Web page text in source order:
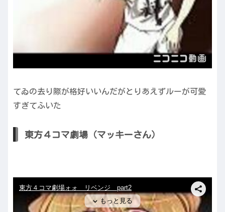
てゐの去り際が格好いいんだがとりあえずルーが可愛
すぎてふいた
東方４コマ劇場（マッキーさん）